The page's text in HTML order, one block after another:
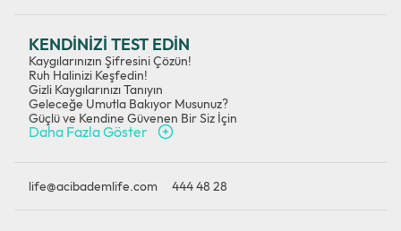
KENDİNİZİ TEST EDİN
Kaygılarınızın Şifresini Çözün!
Ruh Halinizi Keşfedin!
Gizli Kaygılarınızı Tanıyın
Geleceğe Umutla Bakıyor Musunuz?
Güçlü ve Kendine Güvenen Bir Siz İçin
Daha Fazla Göster
life@acibademlife.com 444 48 28